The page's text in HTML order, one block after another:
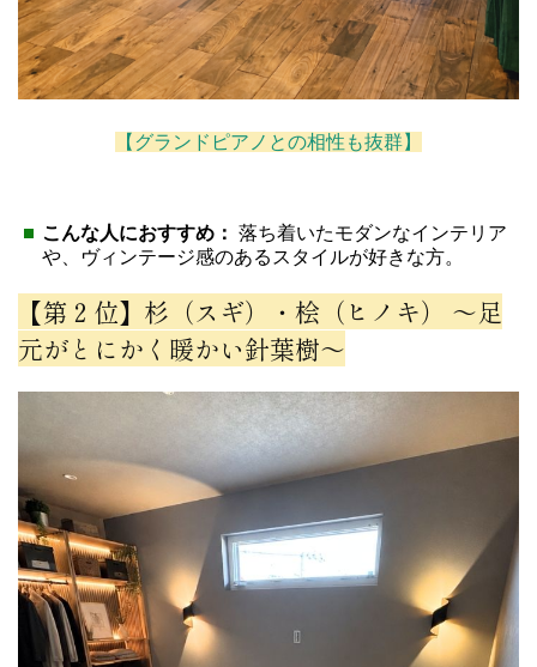
【グランドピアノとの相性も抜群】
こんな人におすすめ： 落ち着いたモダンなインテリア
や、ヴィンテージ感のあるスタイルが好きな方。
【第２位】杉（スギ）・桧（ヒノキ） 〜足
元がとにかく暖かい針葉樹〜